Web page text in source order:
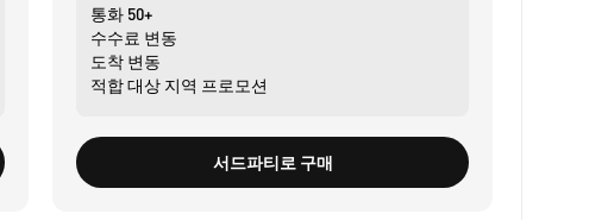
통화 50+
수수료 변동
도착 변동
적합 대상 지역 프로모션
서드파티로 구매